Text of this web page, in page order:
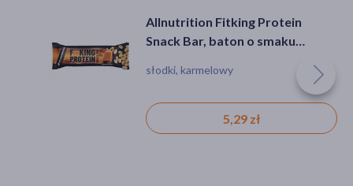
Plan by DOZ, Miękkie ciasteczko
jaglane z pastą orzechową, 50 g
ciastko
3,99 zł
Allnutrition Fitking Delicious
Cookie White Creamy Peanut,
128 g
ciastko, słodki
5,99 zł
Allnutrition Fitking Protein
Snack Bar, baton o smaku
słodki, karmelowy
5,29 zł